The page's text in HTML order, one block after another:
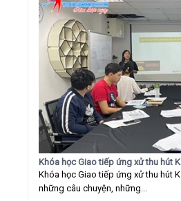
Khóa học Giao tiếp ứng xử thu hút
Khóa học Giao tiếp ứng xử thu hút
những câu chuyện, những...